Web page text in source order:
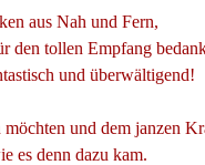
aus Nah und Fern,
den tollen Empfang
und überwältigend!
und dem janzen
es denn dazu kam.